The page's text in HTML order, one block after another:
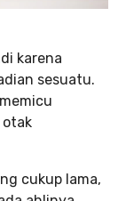
karena
sesuatu.
otak
cukup lama,